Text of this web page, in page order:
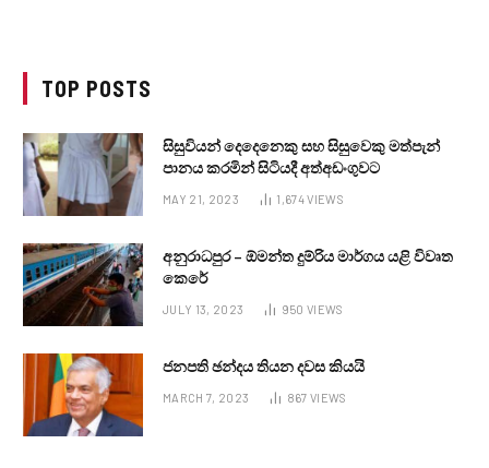
TOP POSTS
සිසුවියන් දෙදෙනෙකු සහ සිසුවෙකු මත්පැන්
පානය කරමින් සිටියදී අත්අඩංගුවට
MAY 21, 2023 1,674VIEWS
අනුරාධපුර – ඕමන්ත දුම්රිය මාර්ගය යළි විවෘත
කෙරේ
JULY 13, 2023 950 VIEWS
ජනපති ඡන්දය තියන දවස කියයි
MARCH 7, 2023 867 VIEWS